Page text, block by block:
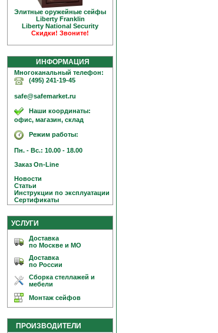
Элитные оружейные сейфы
Liberty Franklin
Liberty National Security
Скидки! Звоните!
ИНФОРМАЦИЯ
Многоканальный телефон:
(495) 241-19-45
safe@safemarket.ru
Наши координаты:
офис, магазин, склад
Режим работы:
Пн. - Вс.: 10.00 - 18.00
Заказ On-Line
Новости
Статьи
Инструкции по эксплуатации
Сертификаты
УСЛУГИ
Доставка
по Москве и МО
Доставка
по России
Сборка стеллажей и
мебели
Монтаж сейфов
ПРОИЗВОДИТЕЛИ